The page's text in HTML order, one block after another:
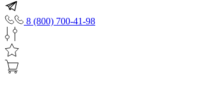
8 (800) 700-41-98